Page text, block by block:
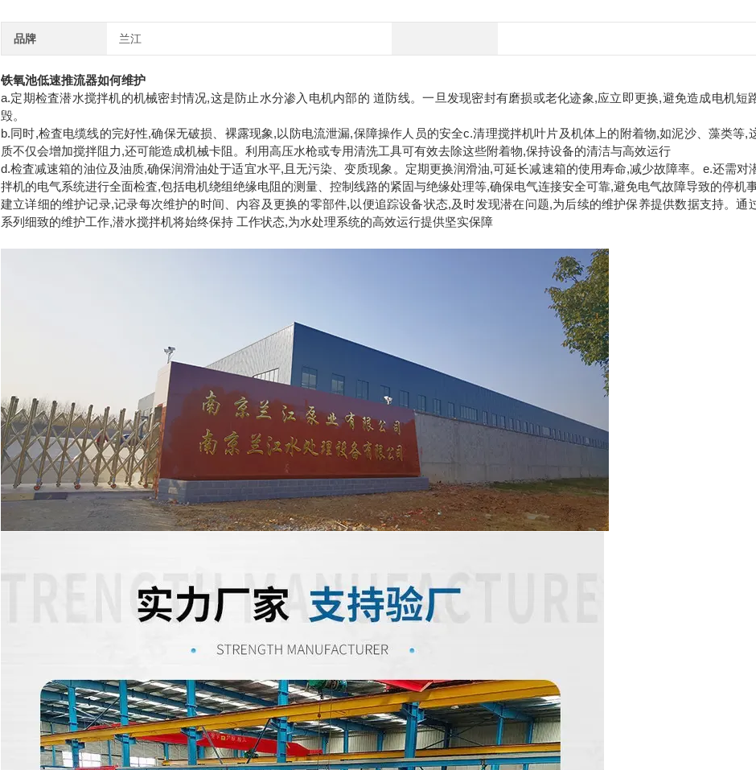
品牌 兰江
铁氧池低速推流器如何维护
a.定期检査潜水搅拌机的机械密封情况,这是防止水分渗入电机内部的 道防线。一旦发现密封有磨损或老化迹象,应立即更换,避免造成电机短
毁。
b.同时,检査电缆线的完好性,确保无破损、裸露现象,以防电流泄漏,保障操作人员的安全c.清理搅拌机叶片及机体上的附着物,如泥沙、藻类等,
质不仅会增加搅拌阻力,还可能造成机械卡阻。利用高压水枪或专用清洗工具可有效去除这些附着物,保持设备的清洁与高效运行
d.检査减速箱的油位及油质,确保润滑油处于适宜水平,且无污染、变质现象。定期更换润滑油,可延长减速箱的使用寿命,减少故障率。e.还需对
拌机的电气系统进行全面检査,包括电机绕组绝缘电阻的测量、控制线路的紧固与绝缘处理等,确保电气连接安全可靠,避免电气故障导致的停机
建立详细的维护记录,记录每次维护的时间、内容及更换的零部件,以便追踪设备状态,及时发现潜在问题,为后续的维护保养提供数据支持。通
系列细致的维护工作,潜水搅拌机将始终保持 工作状态,为水处理系统的高效运行提供坚实保障